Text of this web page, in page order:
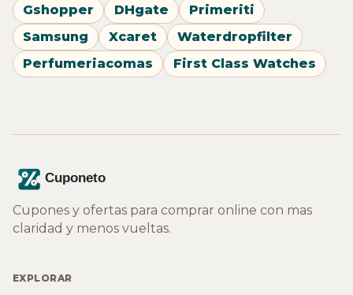
Gshopper DHgate
Primeriti
Samsung
Xcaret
Waterdropfilter
Perfumeriacomas
First Class Watches
Cupones y ofertas para comprar online con mas
claridad y menos vueltas.
EXPLORAR